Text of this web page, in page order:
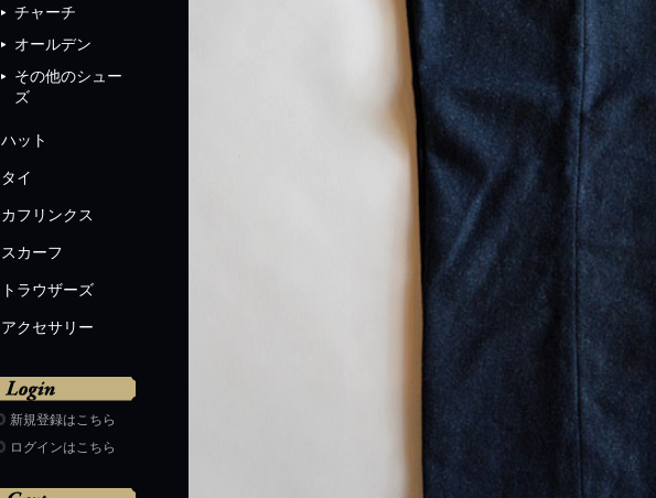
チャーチ
オールデン
その他のシュー
ズ
ハット
タイ
カフリンクス
スカーフ
トラウザーズ
アクセサリー
新規登録はこちら
ログインはこちら